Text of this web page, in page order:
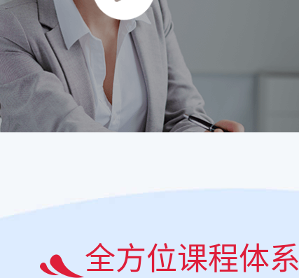
全方位课程体系